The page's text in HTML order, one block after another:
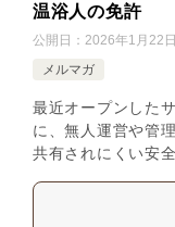
温浴人の免許
公開日： 2026年1月22日
メルマガ
最近オープンした
に、無人運営や管
共有されにくい安